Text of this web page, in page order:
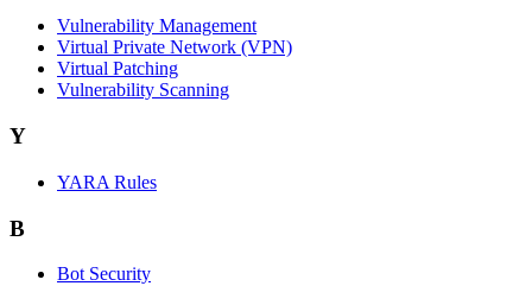
Vulnerability Management
Virtual Private Network (VPN)
Virtual Patching
Vulnerability Scanning
Y
YARA Rules
B
Bot Security